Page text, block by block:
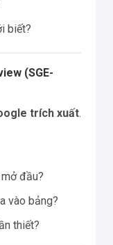
biết?
(SGE-
trích xuất.
đầu?
vào bảng?
thiết?